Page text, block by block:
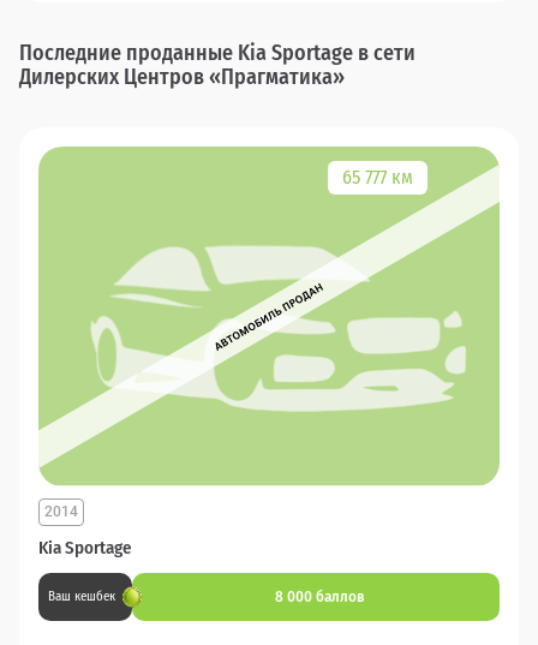
Последние проданные Kia Sportage в сети
Дилерских Центров «Прагматика»
65 777 км
Kia Sportage
2014
Ваш кешбек 8 000 баллов